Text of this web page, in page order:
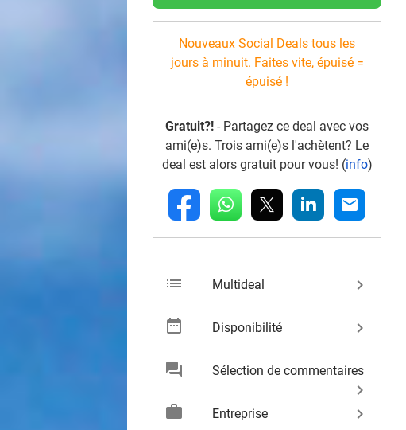
Nouveaux Social Deals tous les
jours à minuit. Faites vite, épuisé =
épuisé !
Gratuit?! - Partagez ce deal avec vos
ami(e)s. Trois ami(e)s l'achètent? Le
deal est alors gratuit pour vous! (info)
fb whatsapp linkedin mail
list Multideal keyboard_arrow_right
date_range Disponibilité keyboard_arrow_right
chat Sélection de commentaires
keyboard_arrow_right
work
Entreprise keyboard_arrow_right